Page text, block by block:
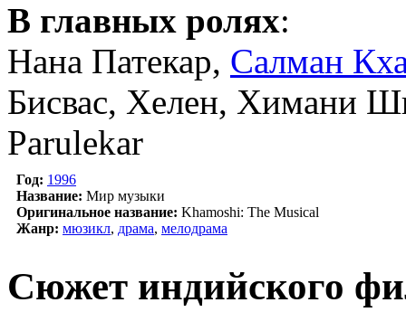
В главных ролях:
Нана Патекар, Салман
Бисвас, Хелен, Химани
Parulekar
Год: 1996
Название: Мир музыки
Оригинальное название: Khamoshi: The Musical
Жанр: мюзикл, драма, мелодрама
Сюжет индийского